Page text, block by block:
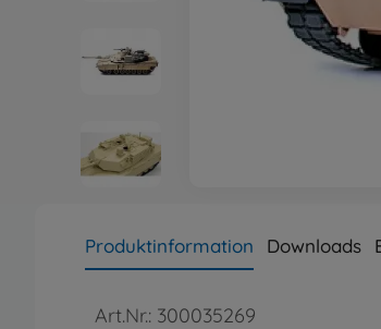
Produktinformation Downloads
Art.Nr.: 300035269